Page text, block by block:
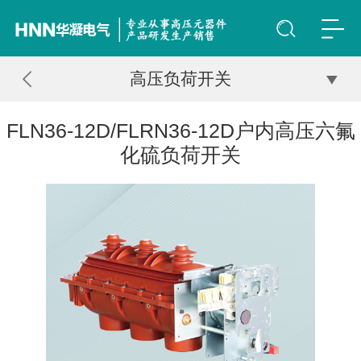
高压负荷开关
FLN36-12D/FLRN36-12D户内高压六氟
化硫负荷开关